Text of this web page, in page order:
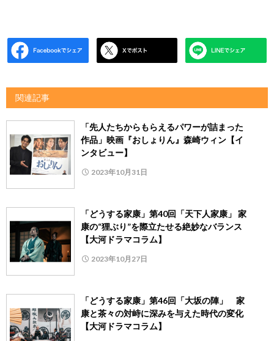
関連記事
「先人たちからもらえるパワーが詰まった
作品」映画『おしょりん』森崎ウィン【イ
ンタビュー】
2023年10月31日
「どうする家康」第40回「天下人家康」 家
康の“狸ぶり”を際立たせる絶妙なバランス
【大河ドラマコラム】
2023年10月27日
「どうする家康」第46回「大坂の陣」 家
康と茶々の対峙に深みを与えた時代の変化
【大河ドラマコラム】